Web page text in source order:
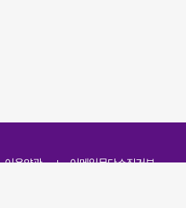
이용약관 이메일무단수집거부